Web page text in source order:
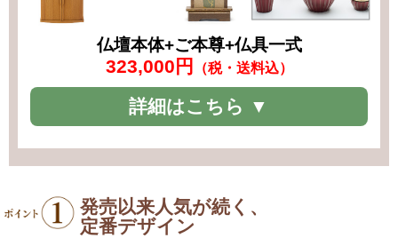
仏壇本体+ご本尊+仏具一式
323,000円 （税・送料込）
詳細はこちら ▼
発売以来人気が続く、
定番デザイン